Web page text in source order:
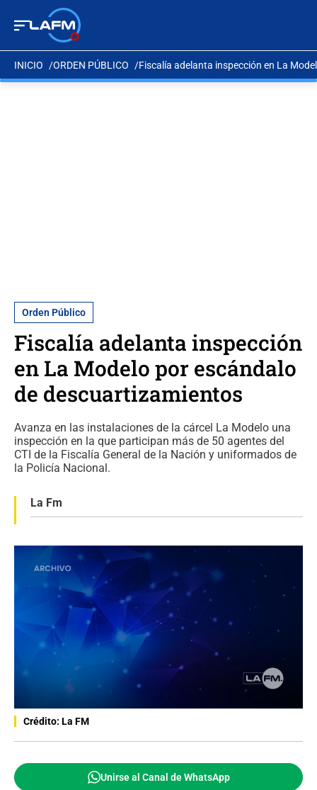
INICIO ORDEN PÚBLICO Fiscalía adelanta inspección en La
Orden Público
Fiscalía adelanta inspección
en La Modelo por escándalo
de descuartizamientos
Avanza en las instalaciones de la cárcel La Modelo una
inspección en la que participan más de 50 agentes del
CTI de la Fiscalía General de la Nación y uniformados de
la Policía Nacional.
La Fm
Crédito: La FM
Unirse al Canal de WhatsApp